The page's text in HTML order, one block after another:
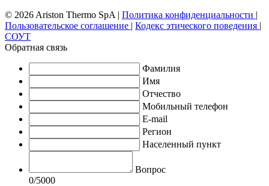
© 2026 Ariston Thermo SpA | Политика конфиденциальности |
Пользовательское соглашение | Кодекс этического поведения |
СОУТ
Обратная связь
Фамилия
Имя
Отчество
Мобильный телефон
E-mail
Регион
Населенный пункт
Вопрос
0/5000